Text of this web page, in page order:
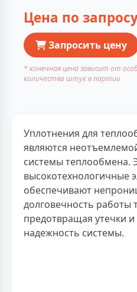
Цена по
Запросить цену
* конечная цена зависит от
количества штук в партии
Уплотнения для
являются
системы теплообмена.
высокотехнологичные
обеспечивают
долговечность работы
предотвращая утечки
надежность системы.